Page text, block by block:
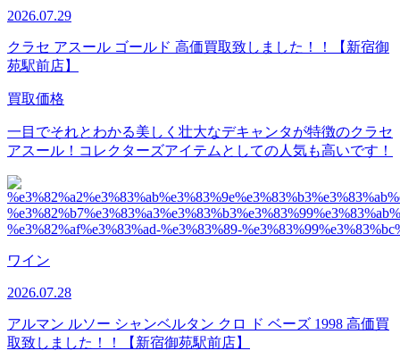
2026.07.29
クラセ アスール ゴールド 高価買取致しました！！【新宿御
苑駅前店】
買取価格
一目でそれとわかる美しく壮大なデキャンタが特徴のクラセ
アスール！コレクターズアイテムとしての人気も高いです！
ワイン
2026.07.28
アルマン ルソー シャンベルタン クロ ド ベーズ 1998 高価買
取致しました！！【新宿御苑駅前店】